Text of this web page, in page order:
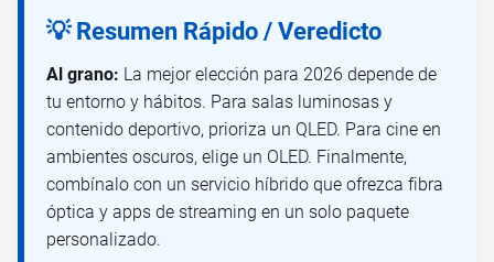
💡 Resumen Rápido / Veredicto
Al grano: La mejor elección para 2026 depende de
tu entorno y hábitos. Para salas luminosas y
contenido deportivo, prioriza un QLED. Para cine en
ambientes oscuros, elige un OLED. Finalmente,
combínalo con un servicio híbrido que ofrezca fibra
óptica y apps de streaming en un solo paquete
personalizado.